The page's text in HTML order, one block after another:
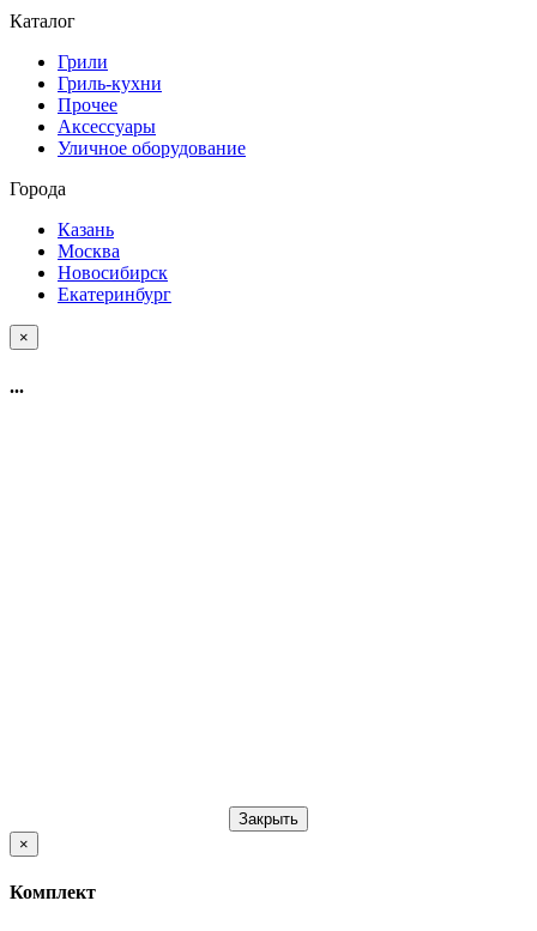
Каталог
Грили
Гриль-кухни
Прочее
Аксессуары
Уличное оборудование
Города
Казань
Москва
Новосибирск
Екатеринбург
×
...
Закрыть
×
Комплект